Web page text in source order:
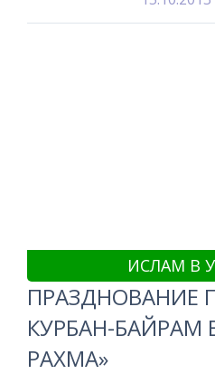
ИСЛАМ В
ПРАЗДНОВАНИЕ
КУРБАН-БАЙРАМ
РАХМА»